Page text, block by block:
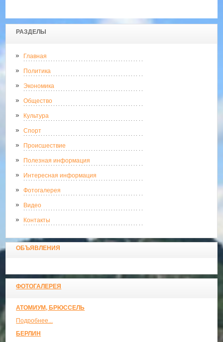
РАЗДЕЛЫ
Главная
Политика
Экономика
Общество
Культура
Спорт
Происшествие
Полезная информация
Интересная информация
Фотогалерея
Видео
Контакты
ОБЪЯВЛЕНИЯ
ФОТОГАЛЕРЕЯ
АТОМИУМ, БРЮССЕЛЬ
Подробнее...
БЕРЛИН